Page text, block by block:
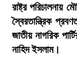
রাষ্ট্র
স্বৈরতান্ত্রিক
জাতীয় নাগরিক
নাহিদ ইসলাম।